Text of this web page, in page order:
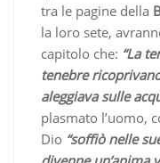
tra le pagine della
la loro sete,
capitolo che: “La
tenebre
aleggiava sulle
plasmato l’uomo,
Dio “soffiò nelle